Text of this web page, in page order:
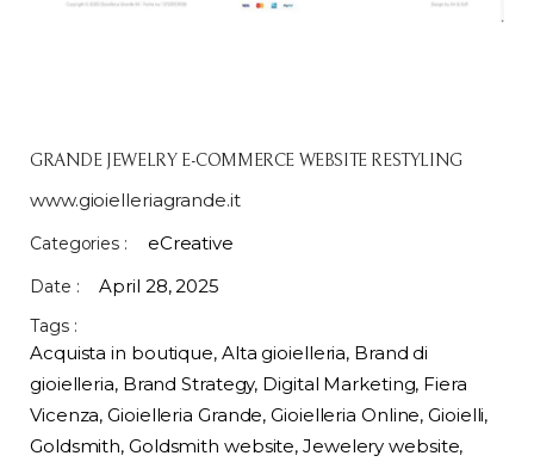
GRANDE JEWELRY E-COMMERCE WEBSITE RESTYLING
www.gioielleriagrande.it
Categories : eCreative
Date : April 28, 2025
Tags :
Acquista in boutique, Alta gioielleria, Brand di
gioielleria, Brand Strategy, Digital Marketing, Fiera
Vicenza,Gioielleria Grande,Gioielleria Online,Gioielli,
Goldsmith, Goldsmith website,Jewelery website,